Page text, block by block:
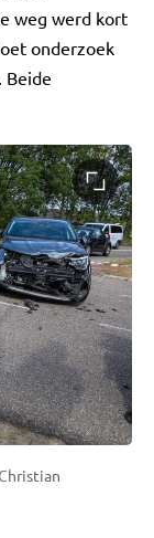
weg werd kort
onderzoek
Beide